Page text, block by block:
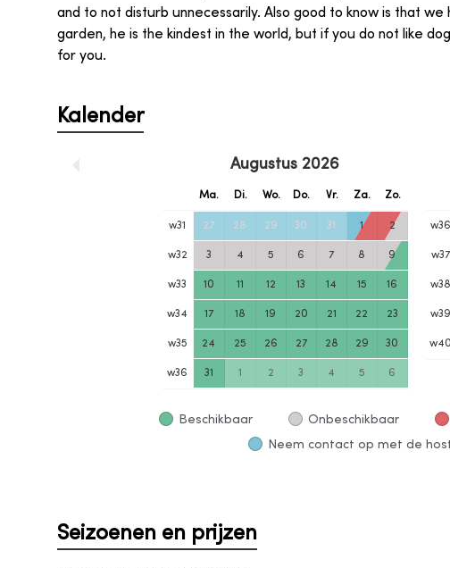
and to not disturb unnecessarily. Also good to know is that
garden, he is the kindest in the world, but if you do not like
for you.
Kalender
Augustus 2026
Ma. Di. Wo. Do. Vr. Za. Zo.
w31 27 28 29 30 31 1 2
w32 3 4 5 6 7 8 9
w33 10 11 12 13 14 15 16
w34 17 18 19 20 21 22 23
w35 24 25 26 27 28 29 30
w36 31 1 2 3 4 5 6
w36
w37
w38
w39
w40
Beschikbaar Onbeschikbaar
Neem contact op met de
Seizoenen en prijzen